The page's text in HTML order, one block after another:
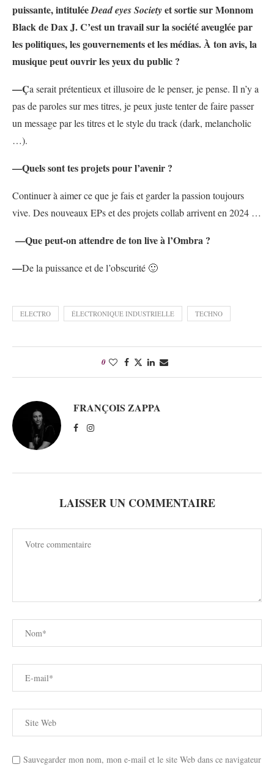
puissante, intituléeDead eyes Societyet sortie sur Monnom
Black de Dax J. C’est un travail sur la société aveuglée par
les politiques, les gouvernements et les médias. À ton avis, la
musique peut ouvrir les yeux du public ?
—Ça serait prétentieux et illusoire de le penser, je pense. Il n’y a
pas de paroles sur mes titres, je peux juste tenter de faire passer
un message par les titres et le style du track (dark, melancholic
…).
—Quels sont tes projets pour l’avenir ?
Continuer à aimer ce que je fais et garder la passion toujours
vive. Des nouveaux EPs et des projets collab arrivent en 2024 …
—Que peut-on attendre de ton live à l’Ombra ?
—De la puissance et de l’obscurité 🙂
ELECTRO ÉLECTRONIQUE INDUSTRIELLE TECHNO
0
FRANÇOIS ZAPPA
LAISSER UN COMMENTAIRE
Sauvegarder mon nom, mon e-mail et le site Web dans ce navigateur